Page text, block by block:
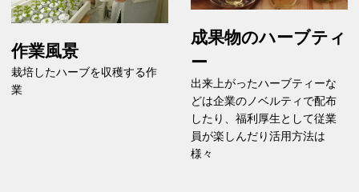
作業風景
栽培したハーブを収穫する作
業
成果物のハーブティ
ー
出来上がったハーブティーな
どは企業のノベルティで配布
したり、福利厚生として従業
員が楽しんだり活用方法は
様々